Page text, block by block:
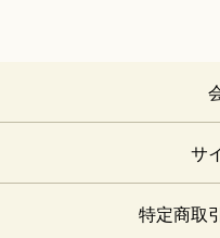
サ
特定商取